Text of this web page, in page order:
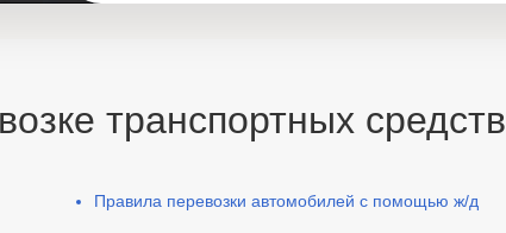
транспортных средств
Правила перевозки автомобилей с помощью ж/д